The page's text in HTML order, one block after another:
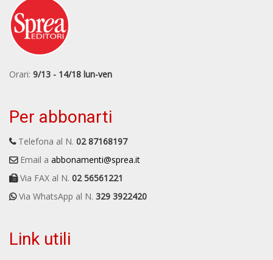
Orari: 9/13 - 14/18 lun-ven
Per abbonarti
Telefona al N. 02 87168197
Email a abbonamenti@sprea.it
Via FAX al N. 02 56561221
Via WhatsApp al N. 329 3922420
Link utili